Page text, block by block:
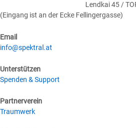
Lendkai 45 /
(Eingang ist an der Ecke Fellingergasse)
Email
info@spektral.at
Unterstützen
Spenden & Support
Partnerverein
Traumwerk